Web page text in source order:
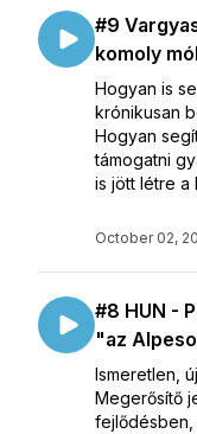
#9
komoly
Hogyan is
krónikusan
Hogyan
támogatni
is jött létre a
October 02,
#8 HUN -
"az
Ismeretlen,
Megerősítő
fejlődésben,